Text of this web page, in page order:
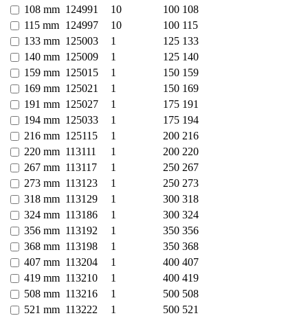
108 mm 124991 10 100 108
115 mm 124997 10 100 115
133 mm 125003 1 125 133
140 mm 125009 1 125 140
159 mm 125015 1 150 159
169 mm 125021 1 150 169
191 mm 125027 1 175 191
194 mm 125033 1 175 194
216 mm 125115 1 200 216
220 mm 113111 1 200 220
267 mm 113117 1 250 267
273 mm 113123 1 250 273
318 mm 113129 1 300 318
324 mm 113186 1 300 324
356 mm 113192 1 350 356
368 mm 113198 1 350 368
407 mm 113204 1 400 407
419 mm 113210 1 400 419
508 mm 113216 1 500 508
521 mm 113222 1 500 521